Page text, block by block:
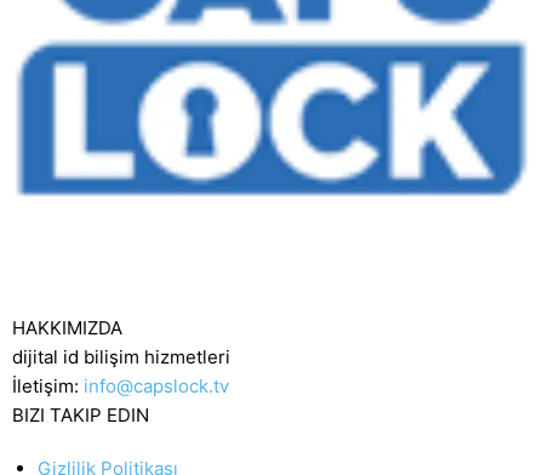
HAKKIMIZDA
dijital id bilişim hizmetleri
İletişim: info@capslock.tv
BIZI TAKIP EDIN
Gizlilik Politikası